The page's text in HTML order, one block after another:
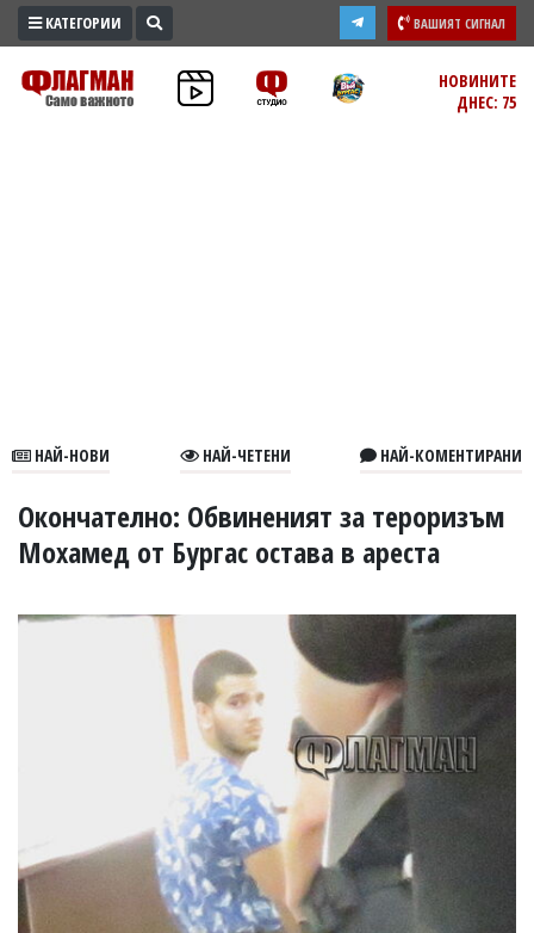
ПРОМО
ЗОНА
В
УКРАЙНА
РАЗСЛЕДВАНЕ
v.vasilev@flagman.bg
Катя
Касабова,
еmail:
k.kassabova@flagman.bg
КАТЕГОРИИ ВАШИЯТ СИГНАЛ
НОВИНИТЕ
ДНЕС: 75
НАЙ-НОВИ НАЙ-ЧЕТЕНИ НАЙ-КОМЕНТИРАНИ
Окончателно: Обвиненият за тероризъм
Мохамед от Бургас остава в ареста